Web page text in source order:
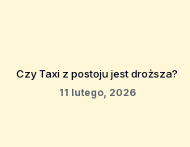
Czy Taxi z postoju jest droższa?
11 lutego, 2026